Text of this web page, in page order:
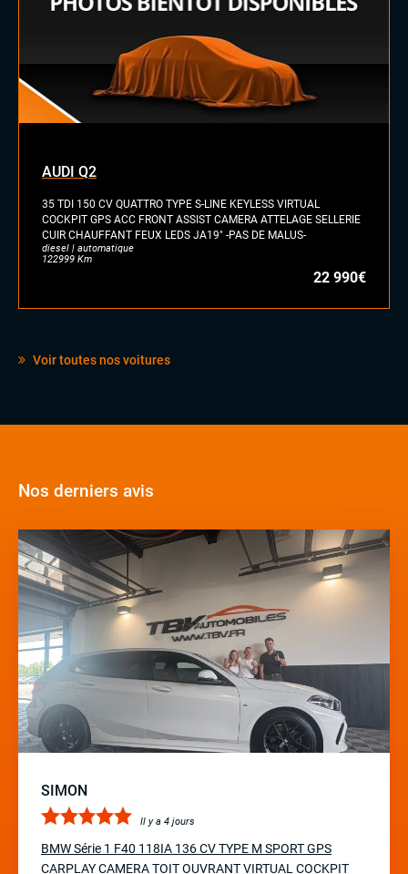
AUDI Q2
35 TDI 150 CV QUATTRO TYPE S-LINE KEYLESS VIRTUAL
COCKPIT GPS ACC FRONT ASSIST CAMERA ATTELAGE SELLERIE
CUIR CHAUFFANT FEUX LEDS JA19" -PAS DE MALUS-
diesel | automatique
122999 Km
22 990€
Voir toutes nos voitures
Nos derniers avis
SIMON
Il y a 4 jours
BMW Série 1 F40 118IA 136 CV TYPE M SPORT GPS
CARPLAY CAMERA TOIT OUVRANT VIRTUAL COCKPIT